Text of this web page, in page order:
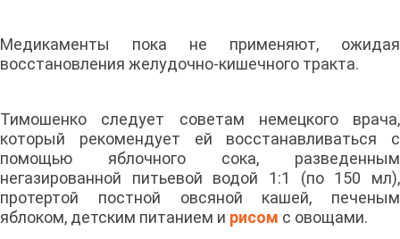
Медикаменты пока не применяют, ожидая
восстановления желудочно-кишечного тракта.
Тимошенко следует советам немецкого врача,
который рекомендует ей восстанавливаться с
помощью яблочного сока, разведенным
негазированной питьевой водой 1:1 (по 150 мл),
протертой постной овсяной кашей, печеным
яблоком, детским питанием и рисом с овощами.